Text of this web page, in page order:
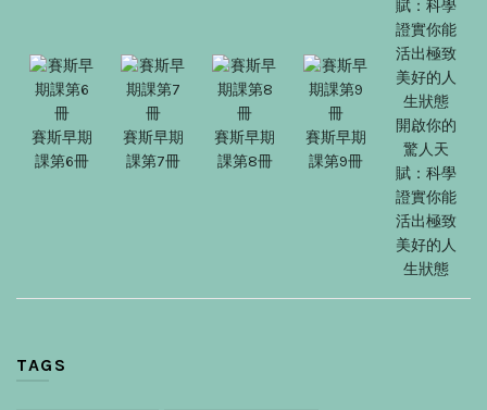
賽斯早期
課第6冊
賽斯早期
課第7冊
賽斯早期
課第8冊
賽斯早期
課第9冊
開啟你的
驚人天
賦：科學
證實你能
活出極致
美好的人
生狀態
TAGS